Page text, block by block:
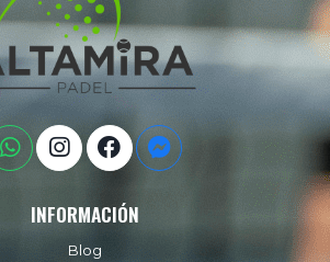
INFORMACIÓN
Blog